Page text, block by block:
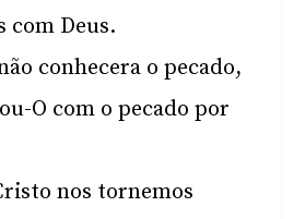
com Deus.
conhecera o pecado,
O com o pecado por
nos tornemos